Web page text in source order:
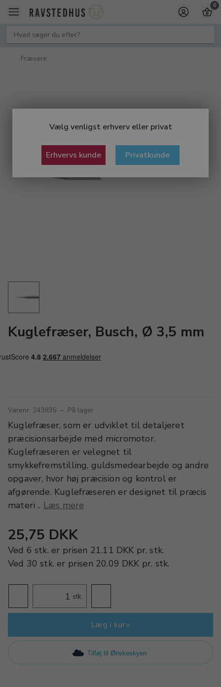
Vælg venligst erhverv eller privat
Erhvervs kunde Privatkunde
0
Fræsere
Kuglefræser, Busch, Ø 3,5 mm
Varenr. 243835 – På lager
Kuglefræser, som er udviklet til detaljeret
præcisionsarbejde med micromotor.
Kuglefræseren er velegnet til
smykkefremstilling, guldsmedearbejde og andre
opgaver, hvor høj præcision og kontrol er
afgørende. Kuglefræseren er designet til præcis
materi .. Læs mere
25,75 DKK
Ved 6 stk. er prisen 21.11 DKK pr.stk.
Ved 30 stk. er prisen 20.09 DKK pr. stk.
stk.
Læg i kurv
Tilføj til Ønskeskyen